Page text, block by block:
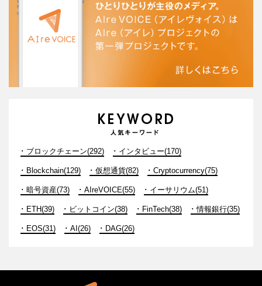
ブロックチェーン(292) インタビュー(170)
Blockchain(129) 仮想通貨(82) Cryptocurrency(75)
暗号資産(73) AIreVOICE(55) イーサリウム(51)
ETH(39) ビットコイン(38) FinTech(38) 情報銀行(35)
EOS(31) AI(26) DAG(26)